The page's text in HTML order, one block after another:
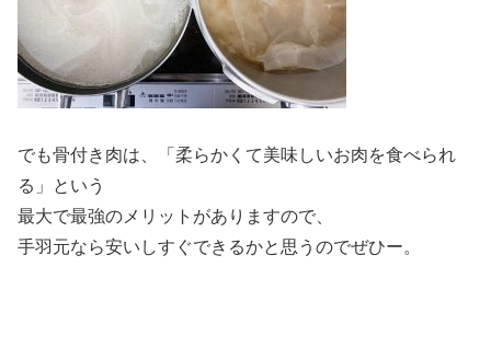
でも骨付き肉は、「柔らかくて美味しいお肉を食べられ
る」という
最大で最強のメリットがありますので、
手羽元なら安いしすぐできるかと思うのでぜひー。